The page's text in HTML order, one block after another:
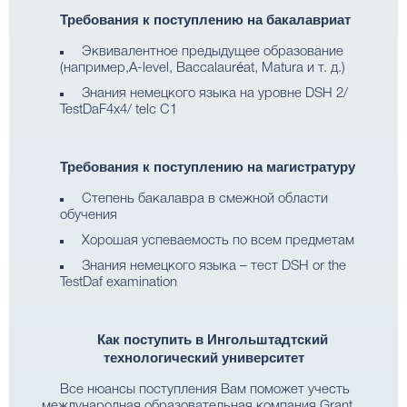
Требования к поступлению на бакалавриат
Эквивалентное предыдущее образование
(например,A-level, Baccalauréat, Matura и т. д.)
Знания немецкого языка на уровне DSH 2/
TestDaF4x4/ telc C1
Требования к поступлению на магистратуру
Степень бакалавра в смежной области
обучения
Хорошая успеваемость по всем предметам
Знания немецкого языка – тест DSH or the
TestDaf examination
Как поступить в Ингольштадтский
технологический университет
Все нюансы поступления Вам поможет учесть